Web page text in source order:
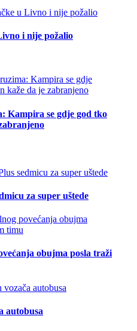
i nije požalio
Kampira se gdje god tko
za super uštede
obujma posla traži
autobusa